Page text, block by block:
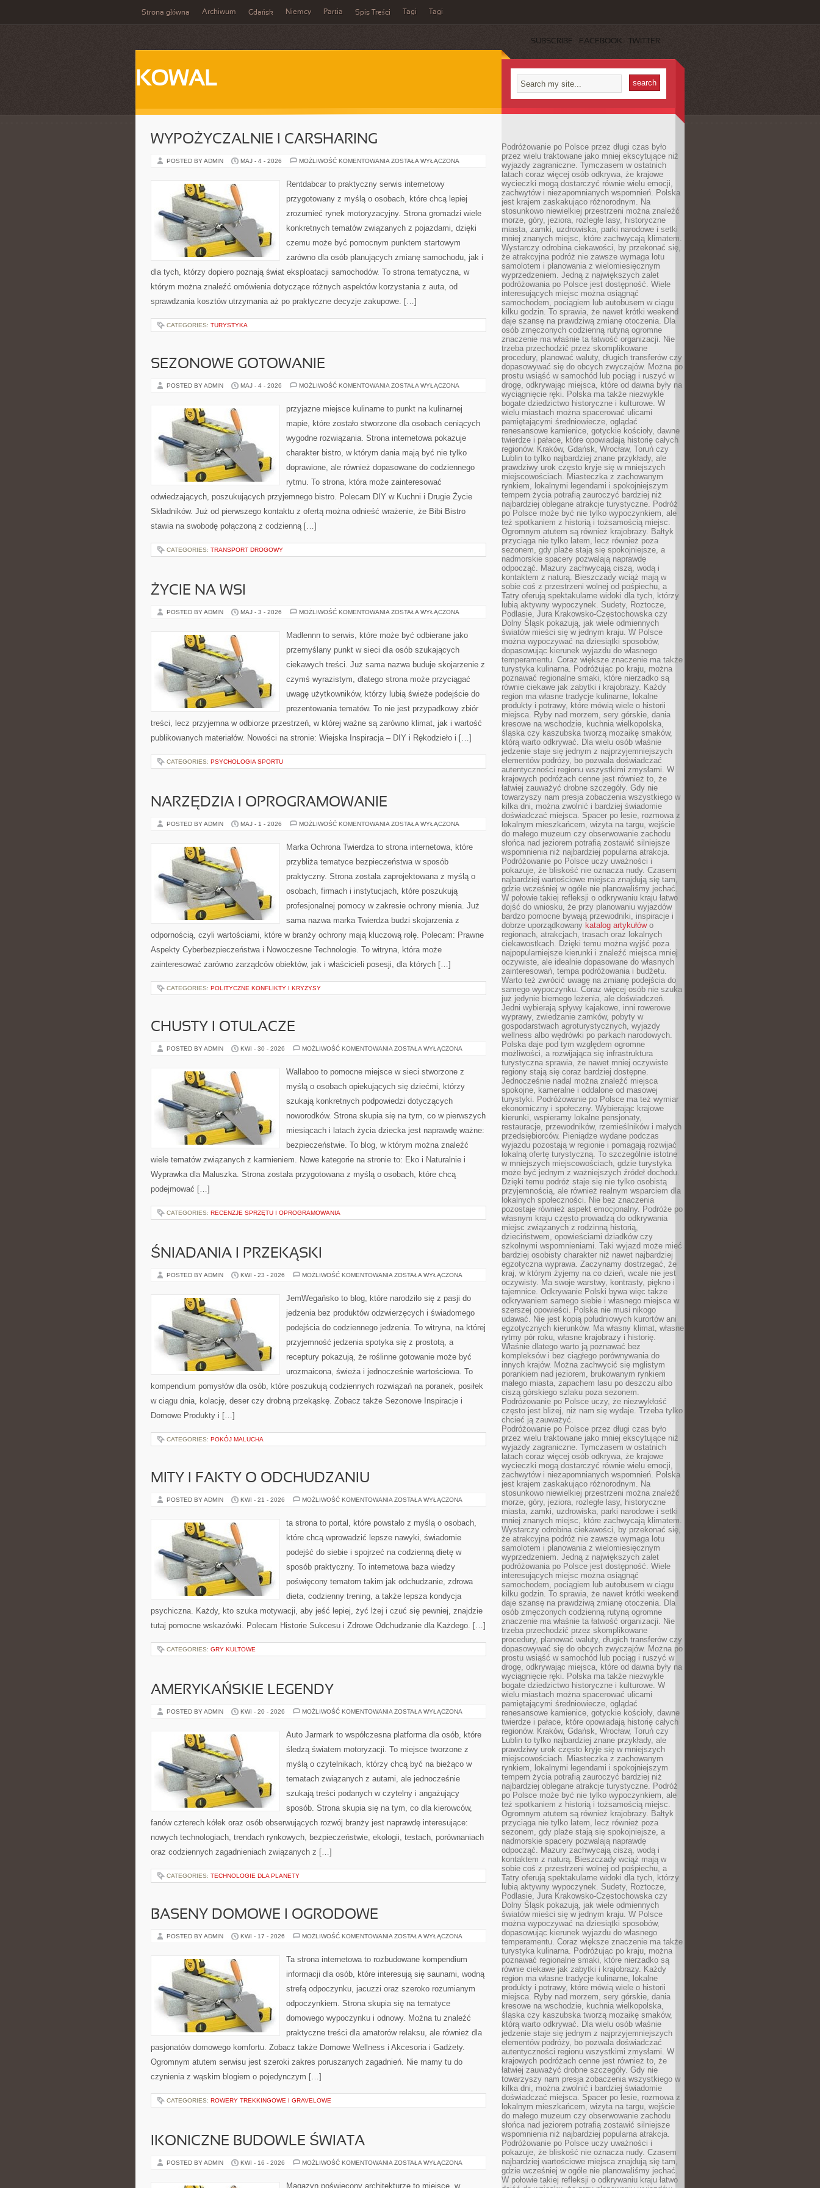
Strona główna Archiwum Gdańsk Niemcy Partia Spis Treści Tagi Tagi
SUBSCRIBE FACEBOOK TWITTER
KOWAL
WYPOŻYCZALNIE I CARSHARING
POSTED BY ADMIN MAJ - 4 - 2026 MOŻLIWOŚĆ KOMENTOWANIA WYPOŻYCZALNIE
ZOSTAŁA WYŁĄCZONA
Rentdabcar to praktyczny serwis internetowy
przygotowany z myślą o osobach, które chcą lepiej
zrozumieć rynek motoryzacyjny. Strona gromadzi wiele
konkretnych tematów związanych z pojazdami, dzięki
czemu może być pomocnym punktem startowym
zarówno dla osób planujących zmianę samochodu, jak i
dla tych, którzy dopiero poznają świat eksploatacji samochodów. To strona tematyczna, w
którym można znaleźć omówienia dotyczące różnych aspektów korzystania z auta, od
sprawdzania kosztów utrzymania aż po praktyczne decyzje zakupowe. […]
CATEGORIES: TURYSTYKA
SEZONOWE GOTOWANIE
POSTED BY ADMIN MAJ - 4 - 2026 MOŻLIWOŚĆ KOMENTOWANIA SEZONOWE
ZOSTAŁA WYŁĄCZONA
przyjazne miejsce kulinarne to punkt na kulinarnej
mapie, które zostało stworzone dla osobach ceniących
wygodne rozwiązania. Strona internetowa pokazuje
charakter bistro, w którym dania mają być nie tylko
doprawione, ale również dopasowane do codziennego
rytmu. To strona, która może zainteresować
odwiedzających, poszukujących przyjemnego bistro. Polecam DIY w Kuchni i Drugie Życie
Składników. Już od pierwszego kontaktu z ofertą można odnieść wrażenie, że Bibi Bistro
stawia na swobodę połączoną z codzienną […]
CATEGORIES: TRANSPORT DROGOWY
ŻYCIE NA WSI
POSTED BY ADMIN MAJ - 3 - 2026 MOŻLIWOŚĆ KOMENTOWANIA ŻYCIE
ZOSTAŁA WYŁĄCZONA
Madlennn to serwis, które może być odbierane jako
przemyślany punkt w sieci dla osób szukających
ciekawych treści. Już sama nazwa buduje skojarzenie z
czymś wyrazistym, dlatego strona może przyciągać
uwagę użytkowników, którzy lubią świeże podejście do
prezentowania tematów. To nie jest przypadkowy zbiór
treści, lecz przyjemna w odbiorze przestrzeń, w której ważne są zarówno klimat, jak i wartość
publikowanych materiałów. Nowości na stronie: Wiejska Inspiracja – DIY i Rękodzieło i […]
CATEGORIES: PSYCHOLOGIA SPORTU
NARZĘDZIA I OPROGRAMOWANIE
POSTED BY ADMIN MAJ - 1 - 2026 MOŻLIWOŚĆ KOMENTOWANIA NARZĘDZIA
ZOSTAŁA WYŁĄCZONA
Marka Ochrona Twierdza to strona internetowa, które
przybliża tematyce bezpieczeństwa w sposób
praktyczny. Strona została zaprojektowana z myślą o
osobach, firmach i instytucjach, które poszukują
profesjonalnej pomocy w zakresie ochrony mienia. Już
sama nazwa marka Twierdza budzi skojarzenia z
odpornością, czyli wartościami, które w branży ochrony mają kluczową rolę. Polecam: Prawne
Aspekty Cyberbezpieczeństwa i Nowoczesne Technologie. To witryna, która może
zainteresować zarówno zarządców obiektów, jak i właścicieli posesji, dla których […]
CATEGORIES: POLITYCZNE KONFLIKTY I KRYZYSY
CHUSTY I OTULACZE
POSTED BY ADMIN KWI - 30 - 2026 MOŻLIWOŚĆ KOMENTOWANIA CHUSTY
ZOSTAŁA WYŁĄCZONA
Wallaboo to pomocne miejsce w sieci stworzone z
myślą o osobach opiekujących się dziećmi, którzy
szukają konkretnych podpowiedzi dotyczących
noworodków. Strona skupia się na tym, co w pierwszych
miesiącach i latach życia dziecka jest naprawdę ważne:
bezpieczeństwie. To blog, w którym można znaleźć
wiele tematów związanych z karmieniem. Nowe kategorie na stronie to: Eko i Naturalnie i
Wyprawka dla Maluszka. Strona została przygotowana z myślą o osobach, które chcą
podejmować […]
CATEGORIES: RECENZJE SPRZĘTU I OPROGRAMOWANIA
ŚNIADANIA I PRZEKĄSKI
POSTED BY ADMIN KWI - 23 - 2026 MOŻLIWOŚĆ KOMENTOWANIA ŚNIADANIA
ZOSTAŁA WYŁĄCZONA
JemWegańsko to blog, które narodziło się z pasji do
jedzenia bez produktów odzwierzęcych i świadomego
podejścia do codziennego jedzenia. To witryna, na której
przyjemność jedzenia spotyka się z prostotą, a
receptury pokazują, że roślinne gotowanie może być
urozmaicona, świeża i jednocześnie wartościowa. To
kompendium pomysłów dla osób, które poszukują codziennych rozwiązań na poranek, posiłek
w ciągu dnia, kolację, deser czy drobną przekąskę. Zobacz także Sezonowe Inspiracje i
Domowe Produkty i […]
CATEGORIES: POKÓJ MALUCHA
MITY I FAKTY O ODCHUDZANIU
POSTED BY ADMIN KWI - 21 - 2026 MOŻLIWOŚĆ KOMENTOWANIA MITY
ODCHUDZANIU
ZOSTAŁA WYŁĄCZONA
ta strona to portal, które powstało z myślą o osobach,
które chcą wprowadzić lepsze nawyki, świadomie
podejść do siebie i spojrzeć na codzienną dietę w
sposób praktyczny. To internetowa baza wiedzy
poświęcony tematom takim jak odchudzanie, zdrowa
dieta, codzienny trening, a także lepsza kondycja
psychiczna. Każdy, kto szuka motywacji, aby jeść lepiej, żyć lżej i czuć się pewniej, znajdzie
tutaj pomocne wskazówki. Polecam Historie Sukcesu i Zdrowe Odchudzanie dla Każdego. […]
CATEGORIES: GRY KULTOWE
AMERYKAŃSKIE LEGENDY
POSTED BY ADMIN KWI - 20 - 2026 MOŻLIWOŚĆ KOMENTOWANIA AMERYKAŃSKIE
ZOSTAŁA WYŁĄCZONA
Auto Jarmark to współczesna platforma dla osób, które
śledzą światem motoryzacji. To miejsce tworzone z
myślą o czytelnikach, którzy chcą być na bieżąco w
tematach związanych z autami, ale jednocześnie
szukają treści podanych w czytelny i angażujący
sposób. Strona skupia się na tym, co dla kierowców,
fanów czterech kółek oraz osób obserwujących rozwój branży jest naprawdę interesujące:
nowych technologiach, trendach rynkowych, bezpieczeństwie, ekologii, testach, porównaniach
oraz codziennych zagadnieniach związanych z […]
CATEGORIES: TECHNOLOGIE DLA PLANETY
BASENY DOMOWE I OGRODOWE
POSTED BY ADMIN KWI - 17 - 2026 MOŻLIWOŚĆ KOMENTOWANIA BASENY
OGRODOWE
ZOSTAŁA WYŁĄCZONA
Ta strona internetowa to rozbudowane kompendium
informacji dla osób, które interesują się saunami, wodną
strefą odpoczynku, jacuzzi oraz szeroko rozumianym
odpoczynkiem. Strona skupia się na tematyce
domowego wypoczynku i odnowy. Można tu znaleźć
praktyczne treści dla amatorów relaksu, ale również dla
pasjonatów domowego komfortu. Zobacz także Domowe Wellness i Akcesoria i Gadżety.
Ogromnym atutem serwisu jest szeroki zakres poruszanych zagadnień. Nie mamy tu do
czynienia z wąskim blogiem o pojedynczym […]
CATEGORIES: ROWERY TREKKINGOWE I GRAVELOWE
IKONICZNE BUDOWLE ŚWIATA
POSTED BY ADMIN KWI - 16 - 2026 MOŻLIWOŚĆ KOMENTOWANIA IKONICZNE
ZOSTAŁA WYŁĄCZONA
Magazyn poświęcony architekturze to miejsce, w
Podróżowanie po Polsce przez długi czas było
przez wielu traktowane jako mniej ekscytujące niż
wyjazdy zagraniczne. Tymczasem w ostatnich
latach coraz więcej osób odkrywa, że krajowe
wycieczki mogą dostarczyć równie wielu emocji,
zachwytów i niezapomnianych wspomnień. Polska
jest krajem zaskakująco różnorodnym. Na
stosunkowo niewielkiej przestrzeni można znaleźć
morze, góry, jeziora, rozległe lasy, historyczne
miasta, zamki, uzdrowiska, parki narodowe i setki
mniej znanych miejsc, które zachwycają klimatem.
Wystarczy odrobina ciekawości, by przekonać się,
że atrakcyjna podróż nie zawsze wymaga lotu
samolotem i planowania z wielomiesięcznym
wyprzedzeniem. Jedną z największych zalet
podróżowania po Polsce jest dostępność. Wiele
interesujących miejsc można osiągnąć
samochodem, pociągiem lub autobusem w ciągu
kilku godzin. To sprawia, że nawet krótki weekend
daje szansę na prawdziwą zmianę otoczenia. Dla
osób zmęczonych codzienną rutyną ogromne
znaczenie ma właśnie ta łatwość organizacji. Nie
trzeba przechodzić przez skomplikowane
procedury, planować waluty, długich transferów czy
dopasowywać się do obcych zwyczajów. Można po
prostu wsiąść w samochód lub pociąg i ruszyć w
drogę, odkrywając miejsca, które od dawna były na
wyciągnięcie ręki. Polska ma także niezwykle
bogate dziedzictwo historyczne i kulturowe. W
wielu miastach można spacerować ulicami
pamiętającymi średniowiecze, oglądać
renesansowe kamienice, gotyckie kościoły, dawne
twierdze i pałace, które opowiadają historię całych
regionów. Kraków, Gdańsk, Wrocław, Toruń czy
Lublin to tylko najbardziej znane przykłady, ale
prawdziwy urok często kryje się w mniejszych
miejscowościach. Miasteczka z zachowanym
rynkiem, lokalnymi legendami i spokojniejszym
tempem życia potrafią zauroczyć bardziej niż
najbardziej oblegane atrakcje turystyczne. Podróż
po Polsce może być nie tylko wypoczynkiem, ale
też spotkaniem z historią i tożsamością miejsc.
Ogromnym atutem są również krajobrazy. Bałtyk
przyciąga nie tylko latem, lecz również poza
sezonem, gdy plaże stają się spokojniejsze, a
nadmorskie spacery pozwalają naprawdę
odpocząć. Mazury zachwycają ciszą, wodą i
kontaktem z naturą. Bieszczady wciąż mają w
sobie coś z przestrzeni wolnej od pośpiechu, a
Tatry oferują spektakularne widoki dla tych, którzy
lubią aktywny wypoczynek. Sudety, Roztocze,
Podlasie, Jura Krakowsko-Częstochowska czy
Dolny Śląsk pokazują, jak wiele odmiennych
światów mieści się w jednym kraju. W Polsce
można wypoczywać na dziesiątki sposobów,
dopasowując kierunek wyjazdu do własnego
temperamentu. Coraz większe znaczenie ma także
turystyka kulinarna. Podróżując po kraju, można
poznawać regionalne smaki, które nierzadko są
równie ciekawe jak zabytki i krajobrazy. Każdy
region ma własne tradycje kulinarne, lokalne
produkty i potrawy, które mówią wiele o historii
miejsca. Ryby nad morzem, sery górskie, dania
kresowe na wschodzie, kuchnia wielkopolska,
śląska czy kaszubska tworzą mozaikę smaków,
którą warto odkrywać. Dla wielu osób właśnie
jedzenie staje się jednym z najprzyjemniejszych
elementów podróży, bo pozwala doświadczać
autentyczności regionu wszystkimi zmysłami. W
krajowych podróżach cenne jest również to, że
łatwiej zauważyć drobne szczegóły. Gdy nie
towarzyszy nam presja zobaczenia wszystkiego w
kilka dni, można zwolnić i bardziej świadomie
doświadczać miejsca. Spacer po lesie, rozmowa z
lokalnym mieszkańcem, wizyta na targu, wejście
do małego muzeum czy obserwowanie zachodu
słońca nad jeziorem potrafią zostawić silniejsze
wspomnienia niż najbardziej popularna atrakcja.
Podróżowanie po Polsce uczy uważności i
pokazuje, że bliskość nie oznacza nudy. Czasem
najbardziej wartościowe miejsca znajdują się tam,
gdzie wcześniej w ogóle nie planowaliśmy jechać.
W połowie takiej refleksji o odkrywaniu kraju łatwo
dojść do wniosku, że przy planowaniu wyjazdów
bardzo pomocne bywają przewodniki, inspiracje i
dobrze uporządkowany katalog artykułówo
regionach, atrakcjach, trasach oraz lokalnych
ciekawostkach. Dzięki temu można wyjść poza
najpopularniejsze kierunki i znaleźć miejsca mniej
oczywiste, ale idealnie dopasowane do własnych
zainteresowań, tempa podróżowania i budżetu.
Warto też zwrócić uwagę na zmianę podejścia do
samego wypoczynku. Coraz więcej osób nie szuka
już jedynie biernego leżenia, ale doświadczeń.
Jedni wybierają spływy kajakowe, inni rowerowe
wyprawy, zwiedzanie zamków, pobyty w
gospodarstwach agroturystycznych, wyjazdy
wellness albo wędrówki po parkach narodowych.
Polska daje pod tym względem ogromne
możliwości, a rozwijająca się infrastruktura
turystyczna sprawia, że nawet mniej oczywiste
regiony stają się coraz bardziej dostępne.
Jednocześnie nadal można znaleźć miejsca
spokojne, kameralne i oddalone od masowej
turystyki. Podróżowanie po Polsce ma też wymiar
ekonomiczny i społeczny. Wybierając krajowe
kierunki, wspieramy lokalne pensjonaty,
restauracje, przewodników, rzemieślników i małych
przedsiębiorców. Pieniądze wydane podczas
wyjazdu pozostają w regionie i pomagają rozwijać
lokalną ofertę turystyczną. To szczególnie istotne
w mniejszych miejscowościach, gdzie turystyka
może być jednym z ważniejszych źródeł dochodu.
Dzięki temu podróż staje się nie tylko osobistą
przyjemnością, ale również realnym wsparciem dla
lokalnych społeczności. Nie bez znaczenia
pozostaje również aspekt emocjonalny. Podróże po
własnym kraju często prowadzą do odkrywania
miejsc związanych z rodzinną historią,
dzieciństwem, opowieściami dziadków czy
szkolnymi wspomnieniami. Taki wyjazd może mieć
bardziej osobisty charakter niż nawet najbardziej
egzotyczna wyprawa. Zaczynamy dostrzegać, że
kraj, w którym żyjemy na co dzień, wcale nie jest
oczywisty. Ma swoje warstwy, kontrasty, piękno i
tajemnice. Odkrywanie Polski bywa więc także
odkrywaniem samego siebie i własnego miejsca w
szerszej opowieści. Polska nie musi nikogo
udawać. Nie jest kopią południowych kurortów ani
egzotycznych kierunków. Ma własny klimat, własne
rytmy pór roku, własne krajobrazy i historię.
Właśnie dlatego warto ją poznawać bez
kompleksów i bez ciągłego porównywania do
innych krajów. Można zachwycić się mglistym
porankiem nad jeziorem, brukowanym rynkiem
małego miasta, zapachem lasu po deszczu albo
ciszą górskiego szlaku poza sezonem.
Podróżowanie po Polsce uczy, że niezwykłość
często jest bliżej, niż nam się wydaje. Trzeba tylko
chcieć ją zauważyć.
Podróżowanie po Polsce przez długi czas było
przez wielu traktowane jako mniej ekscytujące niż
wyjazdy zagraniczne. Tymczasem w ostatnich
latach coraz więcej osób odkrywa, że krajowe
wycieczki mogą dostarczyć równie wielu emocji,
zachwytów i niezapomnianych wspomnień. Polska
jest krajem zaskakująco różnorodnym. Na
stosunkowo niewielkiej przestrzeni można znaleźć
morze, góry, jeziora, rozległe lasy, historyczne
miasta, zamki, uzdrowiska, parki narodowe i setki
mniej znanych miejsc, które zachwycają klimatem.
Wystarczy odrobina ciekawości, by przekonać się,
że atrakcyjna podróż nie zawsze wymaga lotu
samolotem i planowania z wielomiesięcznym
wyprzedzeniem. Jedną z największych zalet
podróżowania po Polsce jest dostępność. Wiele
interesujących miejsc można osiągnąć
samochodem, pociągiem lub autobusem w ciągu
kilku godzin. To sprawia, że nawet krótki weekend
daje szansę na prawdziwą zmianę otoczenia. Dla
osób zmęczonych codzienną rutyną ogromne
znaczenie ma właśnie ta łatwość organizacji. Nie
trzeba przechodzić przez skomplikowane
procedury, planować waluty, długich transferów czy
dopasowywać się do obcych zwyczajów. Można po
prostu wsiąść w samochód lub pociąg i ruszyć w
drogę, odkrywając miejsca, które od dawna były na
wyciągnięcie ręki. Polska ma także niezwykle
bogate dziedzictwo historyczne i kulturowe. W
wielu miastach można spacerować ulicami
pamiętającymi średniowiecze, oglądać
renesansowe kamienice, gotyckie kościoły, dawne
twierdze i pałace, które opowiadają historię całych
regionów. Kraków, Gdańsk, Wrocław, Toruń czy
Lublin to tylko najbardziej znane przykłady, ale
prawdziwy urok często kryje się w mniejszych
miejscowościach. Miasteczka z zachowanym
rynkiem, lokalnymi legendami i spokojniejszym
tempem życia potrafią zauroczyć bardziej niż
najbardziej oblegane atrakcje turystyczne. Podróż
po Polsce może być nie tylko wypoczynkiem, ale
też spotkaniem z historią i tożsamością miejsc.
Ogromnym atutem są również krajobrazy. Bałtyk
przyciąga nie tylko latem, lecz również poza
sezonem, gdy plaże stają się spokojniejsze, a
nadmorskie spacery pozwalają naprawdę
odpocząć. Mazury zachwycają ciszą, wodą i
kontaktem z naturą. Bieszczady wciąż mają w
sobie coś z przestrzeni wolnej od pośpiechu, a
Tatry oferują spektakularne widoki dla tych, którzy
lubią aktywny wypoczynek. Sudety, Roztocze,
Podlasie, Jura Krakowsko-Częstochowska czy
Dolny Śląsk pokazują, jak wiele odmiennych
światów mieści się w jednym kraju. W Polsce
można wypoczywać na dziesiątki sposobów,
dopasowując kierunek wyjazdu do własnego
temperamentu. Coraz większe znaczenie ma także
turystyka kulinarna. Podróżując po kraju, można
poznawać regionalne smaki, które nierzadko są
równie ciekawe jak zabytki i krajobrazy. Każdy
region ma własne tradycje kulinarne, lokalne
produkty i potrawy, które mówią wiele o historii
miejsca. Ryby nad morzem, sery górskie, dania
kresowe na wschodzie, kuchnia wielkopolska,
śląska czy kaszubska tworzą mozaikę smaków,
którą warto odkrywać. Dla wielu osób właśnie
jedzenie staje się jednym z najprzyjemniejszych
elementów podróży, bo pozwala doświadczać
autentyczności regionu wszystkimi zmysłami. W
krajowych podróżach cenne jest również to, że
łatwiej zauważyć drobne szczegóły. Gdy nie
towarzyszy nam presja zobaczenia wszystkiego w
kilka dni, można zwolnić i bardziej świadomie
doświadczać miejsca. Spacer po lesie, rozmowa z
lokalnym mieszkańcem, wizyta na targu, wejście
do małego muzeum czy obserwowanie zachodu
słońca nad jeziorem potrafią zostawić silniejsze
wspomnienia niż najbardziej popularna atrakcja.
Podróżowanie po Polsce uczy uważności i
pokazuje, że bliskość nie oznacza nudy. Czasem
najbardziej wartościowe miejsca znajdują się tam,
gdzie wcześniej w ogóle nie planowaliśmy jechać.
W połowie takiej refleksji o odkrywaniu kraju łatwo